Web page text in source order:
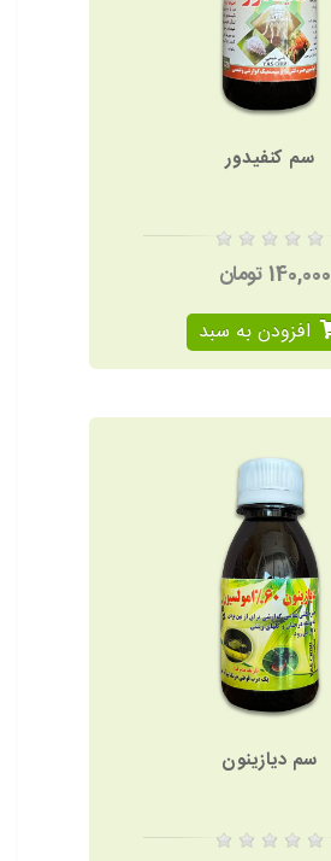
سم کنفیدور
140,000 تومان
افزودن به سبد
سم دیازینون